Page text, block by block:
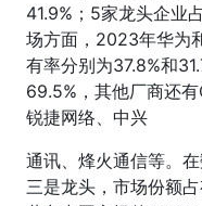
41.9%；5家龙头企业
场方面，2023年华为
有率分别为37.8%和
69.5%，其他厂商还
锐捷网络、中兴
通讯、烽火通信等。
三是龙头，市场份额